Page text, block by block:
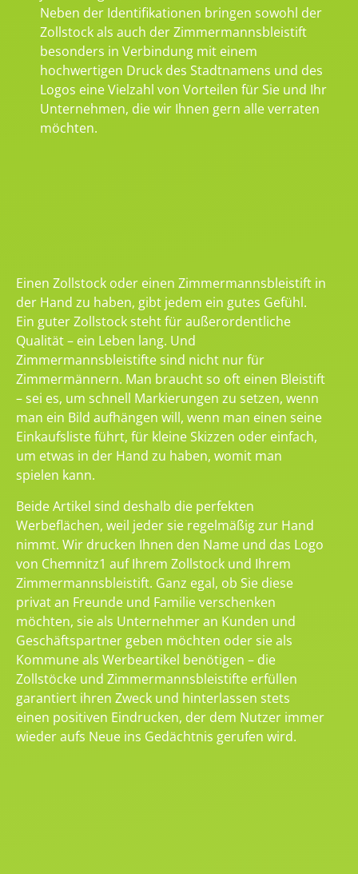
Neben der Identifikationen bringen sowohl der
Zollstock als auch der Zimmermannsbleistift
besonders in Verbindung mit einem
hochwertigen Druck des Stadtnamens und des
Logos eine Vielzahl von Vorteilen für Sie und Ihr
Unternehmen, die wir Ihnen gern alle verraten
möchten.
Einen Zollstock oder einen Zimmermannsbleistift in
der Hand zu haben, gibt jedem ein gutes Gefühl.
Ein guter Zollstock steht für außerordentliche
Qualität – ein Leben lang. Und
Zimmermannsbleistifte sind nicht nur für
Zimmermännern. Man braucht so oft einen Bleistift
– sei es, um schnell Markierungen zu setzen, wenn
man ein Bild aufhängen will, wenn man einen seine
Einkaufsliste führt, für kleine Skizzen oder einfach,
um etwas in der Hand zu haben, womit man
spielen kann.
Beide Artikel sind deshalb die perfekten
Werbeflächen, weil jeder sie regelmäßig zur Hand
nimmt. Wir drucken Ihnen den Name und das Logo
von Chemnitz1 auf Ihrem Zollstock und Ihrem
Zimmermannsbleistift. Ganz egal, ob Sie diese
privat an Freunde und Familie verschenken
möchten, sie als Unternehmer an Kunden und
Geschäftspartner geben möchten oder sie als
Kommune als Werbeartikel benötigen – die
Zollstöcke und Zimmermannsbleistifte erfüllen
garantiert ihren Zweck und hinterlassen stets
einen positiven Eindrucken, der dem Nutzer immer
wieder aufs Neue ins Gedächtnis gerufen wird.